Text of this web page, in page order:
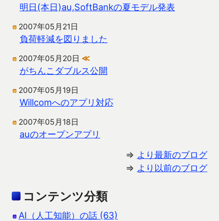
明日(本日)au,SoftBankの夏モデル発表
2007年05月21日
負荷軽減を図りました
2007年05月20日 ≪
がちんこダブルス公開
2007年05月19日
Willcomへのアプリ対応
2007年05月18日
auのオープンアプリ
⇒ より最新のブログ
⇒ より以前のブログ
コンテンツ分類
AI（人工知能）の話 (63)